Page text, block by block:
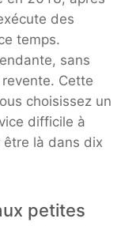
des
temps.
sans
Cette
choisissez un
difficile à
être là dans dix
petites